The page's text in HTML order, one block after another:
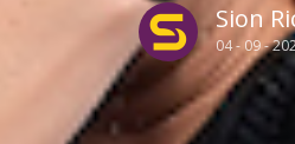
Sion
04 - 09 -